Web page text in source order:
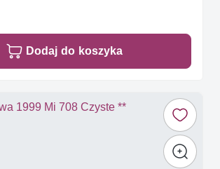
Dodaj do koszyka